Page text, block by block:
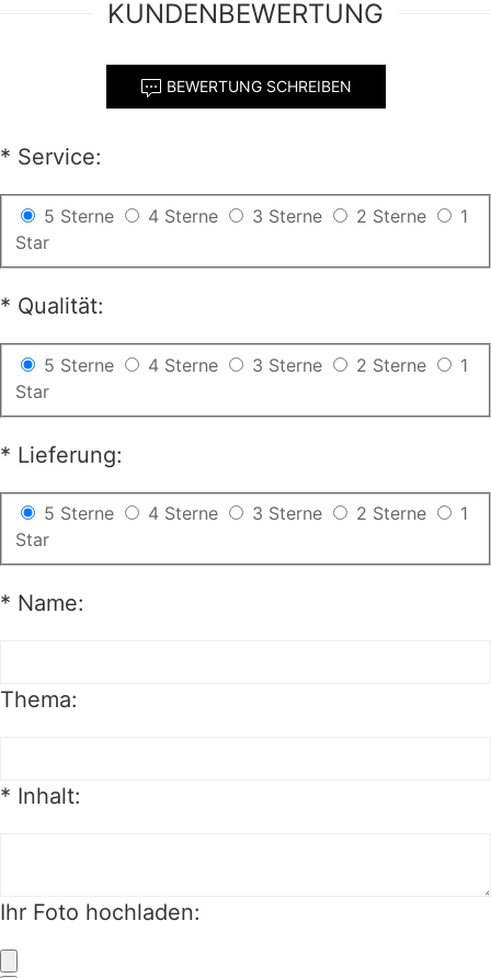
KUNDENBEWERTUNG
BEWERTUNG SCHREIBEN
* Service:
5 Sterne 4 Sterne 3 Sterne 2 Sterne
1
Star
* Qualität:
5 Sterne 4 Sterne 3 Sterne 2 Sterne
1
Star
* Lieferung:
5 Sterne 4 Sterne 3 Sterne 2 Sterne
1
Star
* Name:
Thema:
* Inhalt:
Ihr Foto hochladen: